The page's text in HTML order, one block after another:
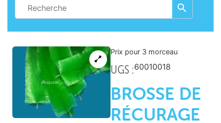
Prix pour 3 morceau
UGS :60010018
BROSSE DE
RÉCURAGE